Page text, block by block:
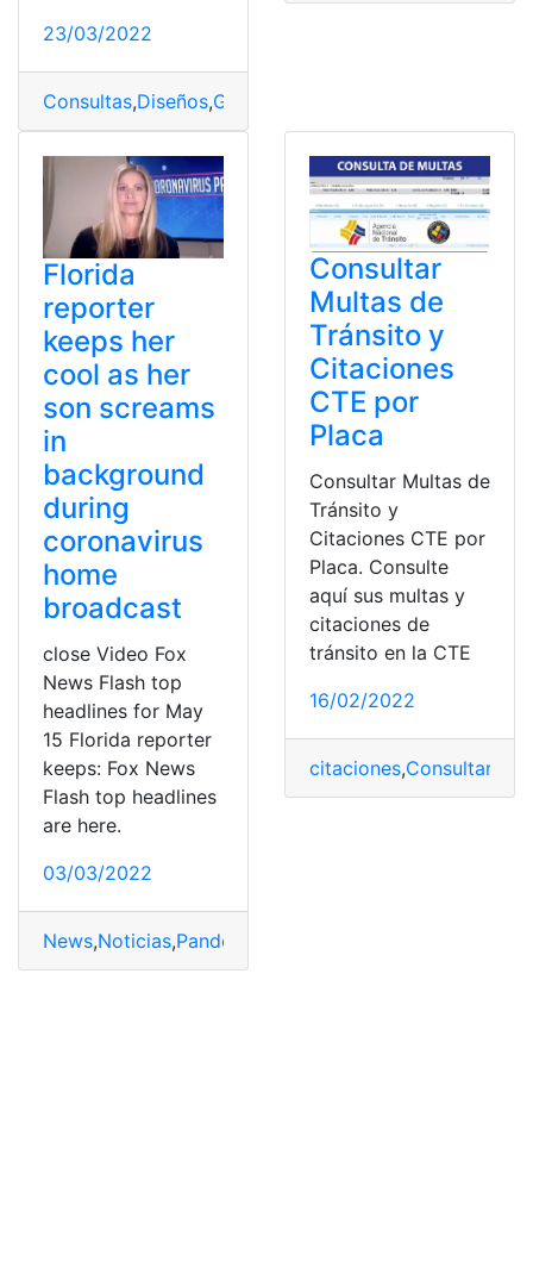
23/03/2022
Consultas,Diseños,Google Pixel
Florida
reporter
keeps her
cool as her
son screams
in
background
during
coronavirus
home
broadcast
close Video Fox
News Flash top
headlines for May
15 Florida reporter
keeps: Fox News
Flash top headlines
are here.
03/03/2022
News,Noticias,Pandemia Covid-19
Consultar
Multas de
Tránsito y
Citaciones
CTE por
Placa
Consultar Multas de
Tránsito y
Citaciones CTE por
Placa. Consulte
aquí sus multas y
citaciones de
tránsito en la CTE
16/02/2022
citaciones,Consultar